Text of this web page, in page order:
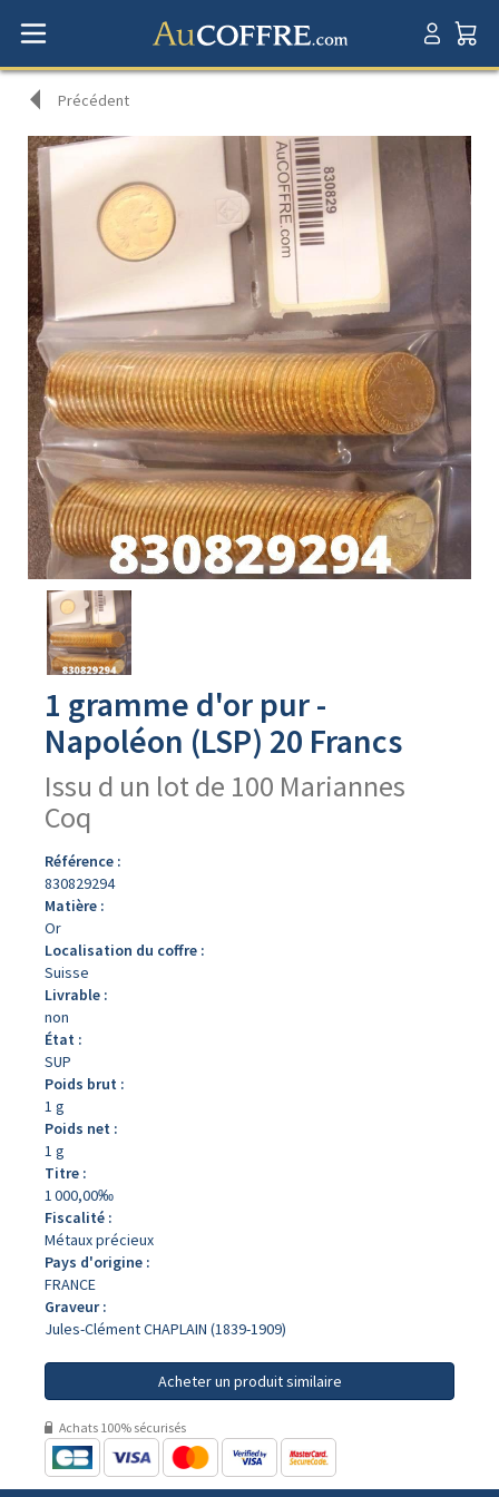
Précédent
Avers
produit
1 gramme d'or pur -
Napoléon (LSP) 20 Francs
Issu d un lot de 100 Mariannes
Coq
Référence :
830829294
Matière :
Or
Localisation du coffre :
Suisse
Livrable :
non
État :
SUP
Poids brut :
1 g
Poids net :
1 g
Titre :
1 000,00‰
Fiscalité :
Métaux précieux
Pays d'origine :
FRANCE
Graveur :
Jules-Clément CHAPLAIN (1839-1909)
Acheter un produit similaire
Achats 100% sécurisés